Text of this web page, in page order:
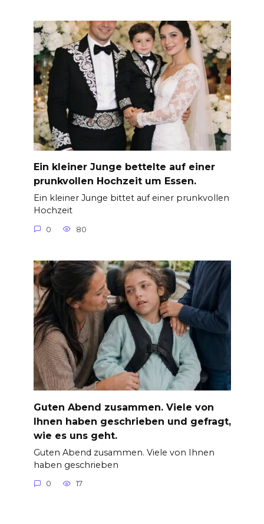
Ein kleiner Junge bettelte auf einer
prunkvollen Hochzeit um Essen.
Ein kleiner Junge bittet auf einer prunkvollen
Hochzeit
0 80
Guten Abend zusammen. Viele von
Ihnen haben geschrieben und gefragt,
wie es uns geht.
Guten Abend zusammen. Viele von Ihnen
haben geschrieben
0 17